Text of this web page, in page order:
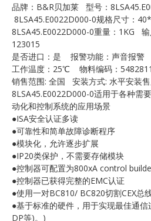
品牌：B&R贝加莱 型号：
8LSA45.E0022D000-0规格尺寸：
8LSA45.E0022D000-0重量：1KG
123015
是否进口：是 报警功能：声音报警
工作温度：25℃ 物料编码：
销售范围: 全国 安装方式: 水平安装
8LSA45.E0022D000-0适用于各种需
动化和控制系统的应用场景
●ISA安全认证多读
●可靠性和简单故障诊断程序
●模块化，允许逐步扩展
●IP20类保护，不需要存储模块
●控制器可配置为800xA control
●控制器已获得完整的EMC认证
●使用一对BC810/ BC820切割CEX总
●基于标准的硬件，用于实现最佳通信
DP等)。)